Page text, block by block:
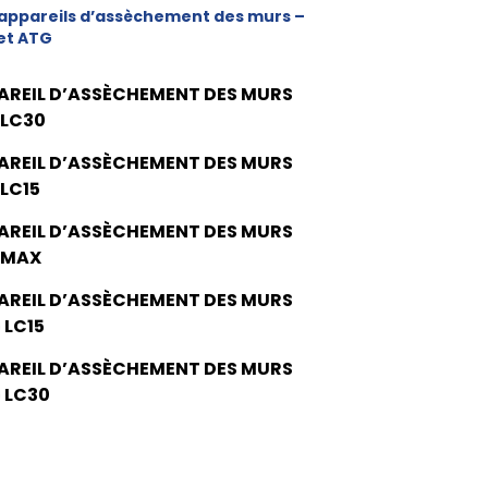
d’assèchement des murs –
ATG
D’ASSÈCHEMENT DES MURS
D’ASSÈCHEMENT DES MURS
D’ASSÈCHEMENT DES MURS
D’ASSÈCHEMENT DES MURS
D’ASSÈCHEMENT DES MURS